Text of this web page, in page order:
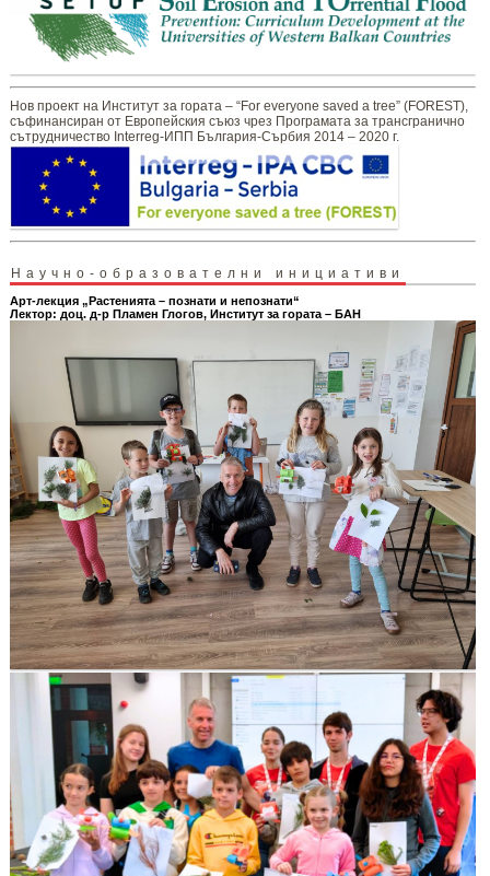
Нов проект на Институт за гората – “For everyone saved a tree” (FOREST),
съфинансиран от Европейския съюз чрез Програмата за трансгранично
сътрудничество Interreg-ИПП България-Сърбия 2014 – 2020 г.
Научно-образователни инициативи
Арт-лекция „Растенията – познати и непознати“
Лектор: доц. д-р Пламен Глогов, Институт за гората – БАН